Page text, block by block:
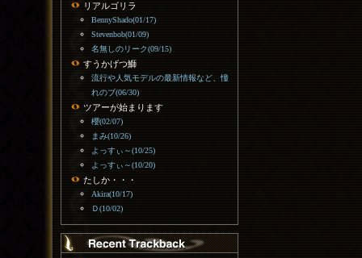
リアルゴリラ
BennyShado(01/17)
Stevenbob(01/09)
名無しのリーク(09/15)
すうかげつ鰤
流行や人気モデルの最新情報など、憧
れのブ(06/30)
ツアーが始まります
櫻(02/07)
まみ(10/26)
よっすぃ～(10/25)
よっすぃ～(10/20)
たしか・・・
Akira(10/17)
Ｄ(10/02)